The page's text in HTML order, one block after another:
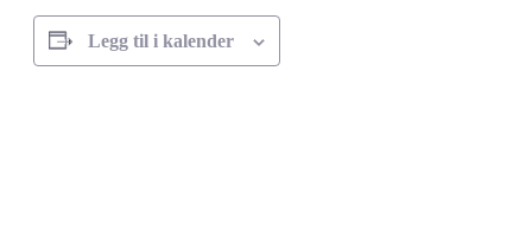
Legg til i kalender